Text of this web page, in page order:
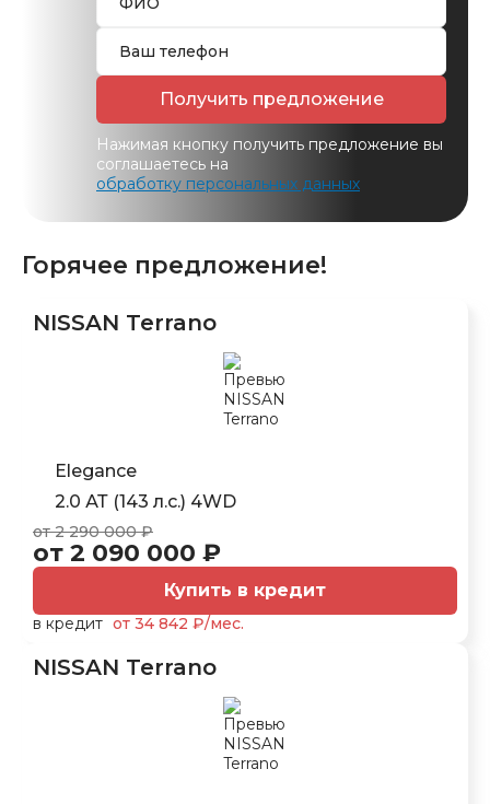
Получить предложение
Нажимая кнопку получить предложение вы
соглашаетесь на
обработку персональных данных
Горячее предложение!
NISSAN Terrano
Elegance
2.0 АТ (143 л.с.) 4WD
от 2 290 000 ₽
от 2 090 000 ₽
Купить в кредит
в кредит от 34 842 ₽/мес.
NISSAN Terrano